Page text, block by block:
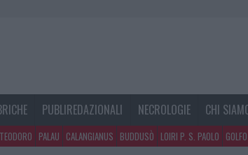
PUBLIREDAZIONALI NECROLOGIE CHI
PALAU CALANGIANUS BUDDUSÒ LOIRI P. S. PAOLO